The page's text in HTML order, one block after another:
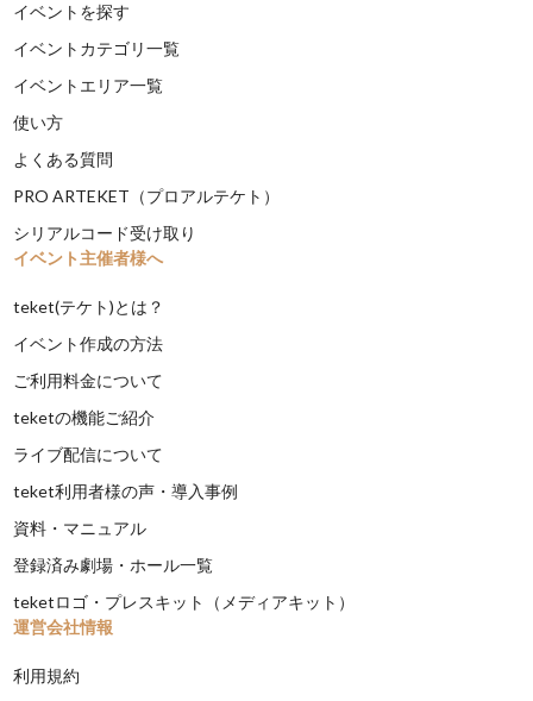
イベントを探す
イベントカテゴリ一覧
イベントエリア一覧
使い方
よくある質問
PRO ARTEKET（プロアルテケト）
シリアルコード受け取り
イベント主催者様へ
teket(テケト)とは？
イベント作成の方法
ご利用料金について
teketの機能ご紹介
ライブ配信について
teket利用者様の声・導入事例
資料・マニュアル
登録済み劇場・ホール一覧
teketロゴ・プレスキット（メディアキット）
運営会社情報
利用規約